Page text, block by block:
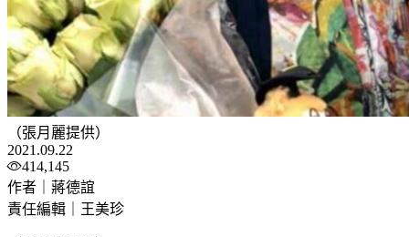
（張月麗提供）
2021.09.22
414,145
作者｜蔣德誼
責任編輯｜王美珍